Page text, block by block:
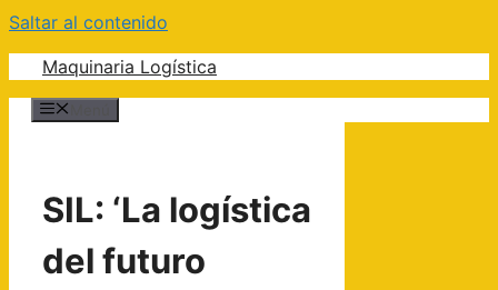
Saltar al contenido
Maquinaria Logística
SIL: ‘La logística
del futuro